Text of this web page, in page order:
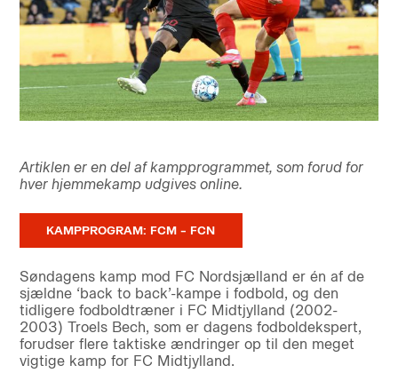
Artiklen er en del af kampprogrammet, som forud for
hver hjemmekamp udgives online.
KAMPPROGRAM: FCM – FCN
Søndagens kamp mod FC Nordsjælland er én af de
sjældne ‘back to back’-kampe i fodbold, og den
tidligere fodboldtræner i FC Midtjylland (2002-
2003) Troels Bech, som er dagens fodboldekspert,
forudser flere taktiske ændringer op til den meget
vigtige kamp for FC Midtjylland.